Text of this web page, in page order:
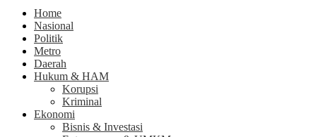
Home
Nasional
Politik
Metro
Daerah
Hukum & HAM
Korupsi
Kriminal
Ekonomi
Bisnis & Investasi